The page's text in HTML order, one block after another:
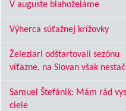
V auguste blahoželáme
Výherca súťažnej krížovky
Železiari odštartovali sezónu
víťazne, na Slovan však
Samuel Štefánik: Mám rád
ciele